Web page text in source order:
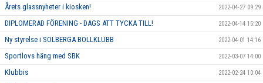
Årets glassnyheter i kiosken! 2022-04-27 09:29
DIPLOMERAD FÖRENING - DAGS ATT TYCKA TILL! 2022-04-14 15:20
Ny styrelse i SOLBERGA BOLLKLUBB 2022-04-01 14:16
Sportlovs häng med SBK 2022-03-07 14:00
Klubbis 2022-02-24 10:04